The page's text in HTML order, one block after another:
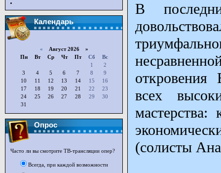
В
откровения
всех
(солисты
Календарь
« Август 2026 »
Пн
Вт Ср Чт Пт Сб
Вс
1
2
3
4 5 6 7 8
9
10
11 12 13 14 15
16
17
18 19 20 21 22
23
24
25 26 27 28 29
30
31
Опрос
Часто ли вы смотрите ТВ-трансляции опер?
Всегда, при каждой возможности